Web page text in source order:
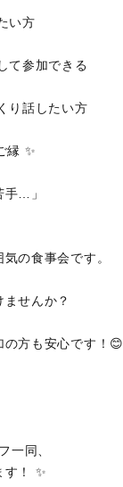
い方
て参加できる
り話したい方
縁 ✨
手…」
の食事会です。
せんか？
の方も安心です！😊
一同、
す！ ✨